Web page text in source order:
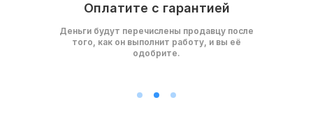
Оплатите с гарантией
Деньги будут перечислены продавцу после
того, как он выполнит работу, и вы её
одобрите.